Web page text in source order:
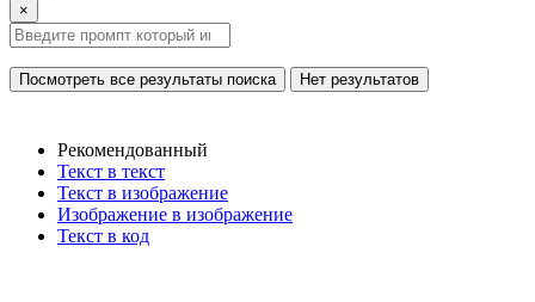
×
Посмотреть все результаты поиска Нет результатов
Рекомендованный
Текст в текст
Текст в изображение
Изображение в изображение
Текст в код